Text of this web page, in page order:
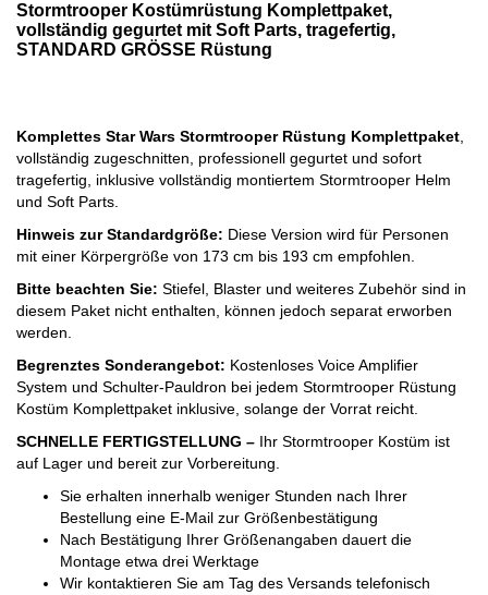
Stormtrooper Kostümrüstung Komplettpaket,
vollständig gegurtet mit Soft Parts, tragefertig,
STANDARD GRÖSSE Rüstung
Komplettes Star Wars Stormtrooper Rüstung Komplettpaket
vollständig zugeschnitten, professionell gegurtet und sofort
tragefertig, inklusive vollständig montiertem Stormtrooper Helm
und Soft Parts.
Hinweis zur Standardgröße: Diese Version wird für Personen
mit einer Körpergröße von 173 cm bis 193 cm empfohlen.
Bitte beachten Sie: Stiefel, Blaster und weiteres Zubehör sind in
diesem Paket nicht enthalten, können jedoch separat erworben
werden.
Begrenztes Sonderangebot: Kostenloses Voice Amplifier
System und Schulter-Pauldron bei jedem Stormtrooper Rüstung
Kostüm Komplettpaket inklusive, solange der Vorrat reicht.
SCHNELLE FERTIGSTELLUNG – Ihr Stormtrooper Kostüm ist
auf Lager und bereit zur Vorbereitung.
Sie erhalten innerhalb weniger Stunden nach Ihrer
Bestellung eine E-Mail zur Größenbestätigung
Nach Bestätigung Ihrer Größenangaben dauert die
Montage etwa drei Werktage
Wir kontaktieren Sie am Tag des Versands telefonisch